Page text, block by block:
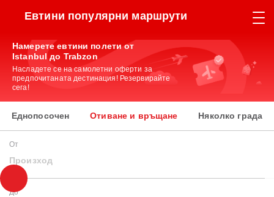
Евтини популярни маршрути
Намерете евтини полети от
Istanbul до Trabzon
Насладете се на самолетни оферти за
предпочитаната дестинация! Резервирайте
сега!
Еднопосочен Отиване и връщане Няколко града
От
Произход
До